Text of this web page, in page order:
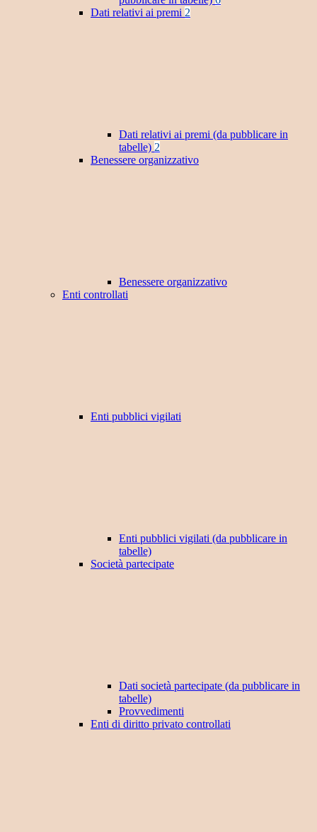
Dati relativi ai premi 2
Dati relativi ai premi (da pubblicare in
tabelle) 2
Benessere organizzativo
Benessere organizzativo
Enti controllati
Enti pubblici vigilati
Enti pubblici vigilati (da pubblicare in
tabelle)
Società partecipate
Dati società partecipate (da pubblicare in
tabelle)
Provvedimenti
Enti di diritto privato controllati